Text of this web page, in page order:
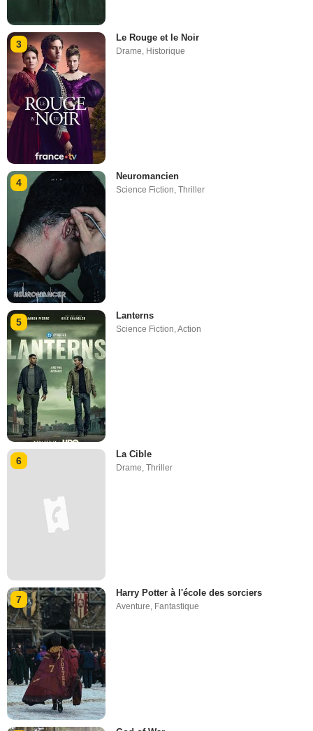
3
Le Rouge et le Noir
Drame, Historique
4
Neuromancien
Science Fiction,Thriller
5
Lanterns
Science Fiction ,Action
6
La Cible
Drame,Thriller
7
Harry Potter à l'école des sorciers
Aventure, Fantastique